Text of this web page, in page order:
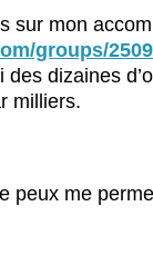
sur mon
groups/
dizaines
milliers.
me